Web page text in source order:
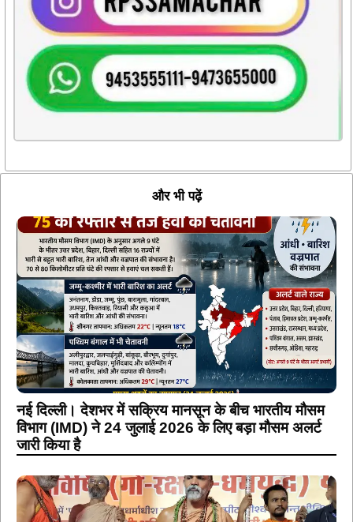
और भी पढ़ें
नई दिल्ली। देशभर में सक्रिय मानसून के बीच भारतीय मौसम
विभाग (IMD) ने 24 जुलाई 2026 के लिए बड़ा मौसम अलर्ट
जारी किया है